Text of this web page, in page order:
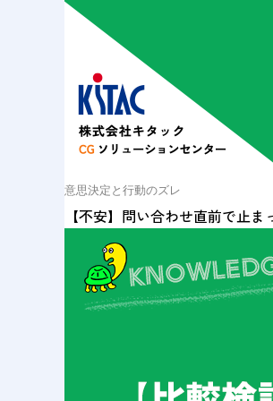
意思決定と行動のズレ
【不安】問い合わせ直前で止